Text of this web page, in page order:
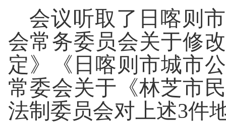
会议听取了日喀则
会常务委员会关于修
定》《日喀则市城市
常委会关于《林芝市
法制委员会对上述3件